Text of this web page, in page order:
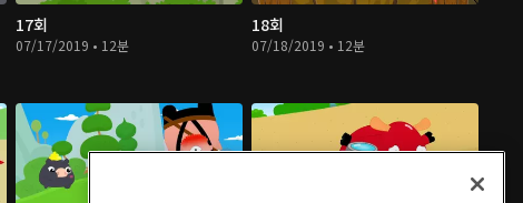
17회
07/17/2019 • 12분
18회
07/18/2019 • 12분